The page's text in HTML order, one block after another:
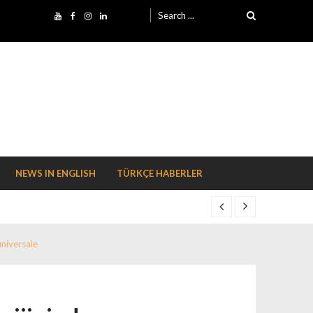
Search for:
NEWS IN ENGLISH TÜRKÇE HABERLER